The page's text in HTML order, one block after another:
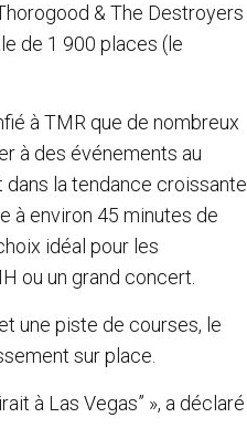
& The Destroyers
de 1 900 places (le
à TMR que de nombreux
à des événements au
dans la tendance croissante
à environ 45 minutes de
idéal pour les
ou un grand concert.
une piste de courses, le
sur place.
à Las Vegas” », a déclaré